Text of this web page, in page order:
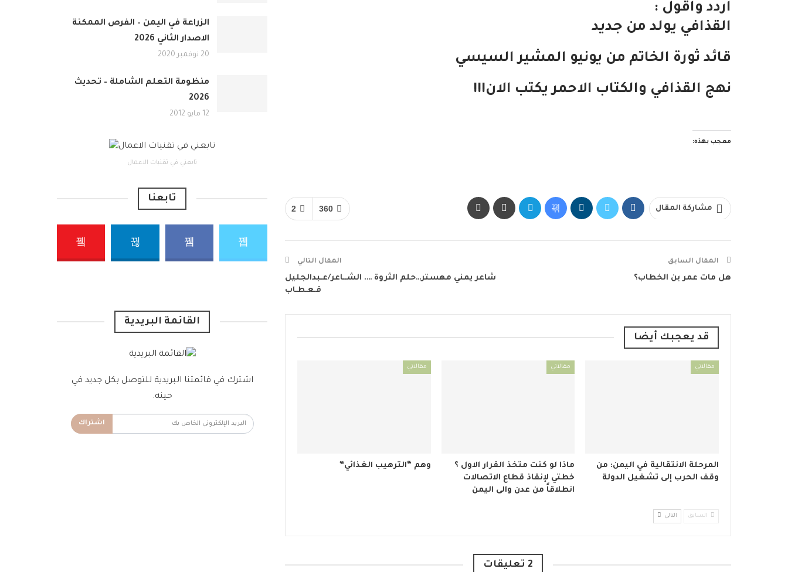
اردد واقول :
القذافي يولد من جديد
قائد ثورة الخاتم من يونيو المشير السيسي
نهج القذافي والكتاب الاحمر يكتب الان!!!
معجب بهذه:
2 360 مشاركة المقال
المقال السابق
هل مات عمر بن الخطاب؟
المقال التالي
شاعر يمني مهستر…حلم الثروة …. الشــاعر/عـبدالجليل
قـعـطـاب
قد يعجبك أيضا
مقالاتي
المرحلة الانتقالية في اليمن: من
وقف الحرب إلى تشغيل الدولة
مقالاتي
ماذا لو كنت متخذ القرار الاول ؟
خطتي لإنقاذ قطاع الاتصالات
انطلاقاً من عدن والى اليمن
مقالاتي
وهم “الترهيب الغذائي”
السابق التالي
2 تعليقات
الزراعة في اليمن – الفرص الممكنة
الاصدار الثاني 2026
20 نوفمبر 2020
منظومة التعلم الشاملة – تحديث
2026
12 مايو 2012
تابعني في تقنيات الاعمال
تابعنا
القائمة البريدية
اشترك في قائمتنا البريدية للتوصل بكل جديد في
حينه.
اشتراك